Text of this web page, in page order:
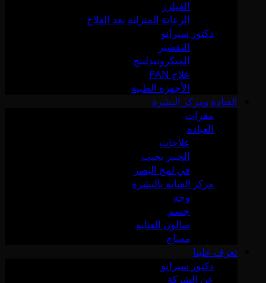
الفيلرز
الرعاية المنزلية بعد العلاج
دكتور سيرانو
التقشير
الميكرونيدلينج
علاج PAN
الأجهزة الطبية
العيادة ومركز البشرة
مقرات
العيادة
علاجات
الخبير يجيب
في لمح البصر
مركز العناية بالبشرة
وجه
جسم
صالون العناية
مساج
تعرف علينا
دكتور سيرانو
عن الشركة